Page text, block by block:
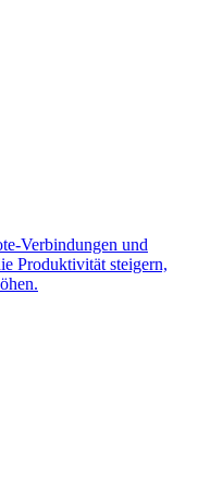
Verbindungen und
Produktivität steigern,